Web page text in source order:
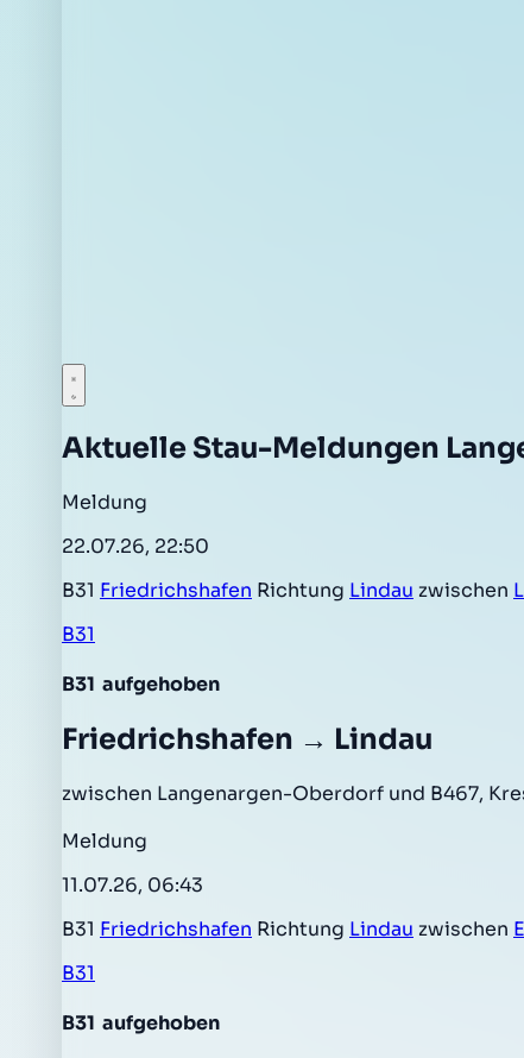
Aktuelle Stau-Meldungen
Meldung
22.07.26, 22:50
B31 Friedrichshafen Richtung Lindau zwischen
B31
B31 aufgehoben
Friedrichshafen → Lindau
zwischen Langenargen-Oberdorf und B467,
Meldung
11.07.26, 06:43
B31 Friedrichshafen Richtung Lindau zwischen
B31
B31 aufgehoben